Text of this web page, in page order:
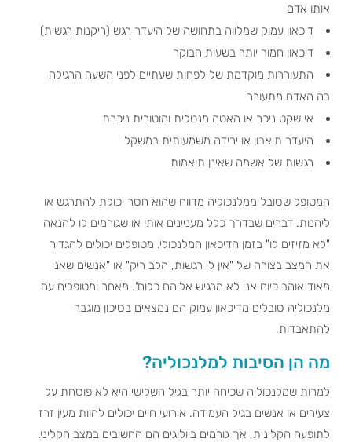
אותו אדם
דיכאון עמוק שמלווה בתחושה של היעדר רגש (ריקנות רגשית)
דיכאון חמור יותר בשעות הבוקר
התעוררות מוקדמת של לפחות שעתיים לפני השעה הרגילה
בה האדם מתעורר
אי שקט ניכר או האטה מנטלית ומוטורית ניכרת
היעדר תיאבון או ירידה משמעותית במשקל
רגשות של אשמה שאינן תואמות
המטופל שסובל ממלנכוליה מדווח שהוא חסר יכולת להתרגש או
ליהנות. דברים שבדרך כלל מעניינים אותו או שגורמים לו להנאה
"לא מזיזים לו" בזמן הדיכאון המלנכולי. מטופלים יכולים להגדיר
את המצב בצורה של "אין לי רגשות, הלב ריק" או "אנשים שאני
מאוד אוהב כיום אני לא מרגיש אליהם כלום". מאחר ומטופלים עם
מלנכוליה סובלים מדיכאון עמוק הם נמצאים בסיכון מוגבר
להתאבדות.
מה הן הסיבות למלנכוליה?
למרות שמלנכוליה שכיחה יותר בגיל השלישי היא לא פוסחת על
צעירים או אנשים בגיל העמידה. אירועי חיים יכולים להוות מעין זרז
לתופעה הקלינית, אך גורמים ביולוגים הם החשובים במצב הקליני.